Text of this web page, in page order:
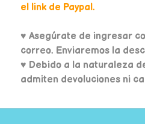
el link de Paypal.
♥ Asegúrate de ingresar
correo. Enviaremos la
♥ Debido a la naturaleza
admiten devoluciones ni